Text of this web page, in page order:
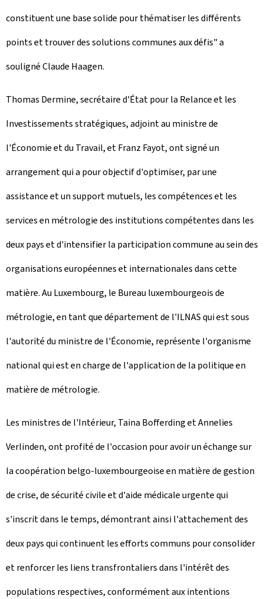
constituent une base solide pour thématiser les différents
points et trouver des solutions communes aux défis" a
souligné Claude Haagen.
Thomas Dermine, secrétaire d'État pour la Relance et les
Investissements stratégiques, adjoint au ministre de
l'Économie et du Travail, et Franz Fayot, ont signé un
arrangement qui a pour objectif d'optimiser, par une
assistance et un support mutuels, les compétences et les
services en métrologie des institutions compétentes dans les
deux pays et d'intensifier la participation commune au sein des
organisations européennes et internationales dans cette
matière. Au Luxembourg, le Bureau luxembourgeois de
métrologie, en tant que département de l'ILNAS qui est sous
l'autorité du ministre de l'Économie, représente l'organisme
national qui est en charge de l'application de la politique en
matière de métrologie.
Les ministres de l'Intérieur, Taina Bofferding et Annelies
Verlinden, ont profité de l'occasion pour avoir un échange sur
la coopération belgo-luxembourgeoise en matière de gestion
de crise, de sécurité civile et d'aide médicale urgente qui
s'inscrit dans le temps, démontrant ainsi l'attachement des
deux pays qui continuent les efforts communs pour consolider
et renforcer les liens transfrontaliers dans l'intérêt des
populations respectives, conformément aux intentions